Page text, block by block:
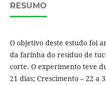
RESUMO
O objetivo deste estudo foi
da farinha do resíduo de
corte. O experimento teve
21 dias; Crescimento – 22 a